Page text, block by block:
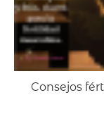
Consejos